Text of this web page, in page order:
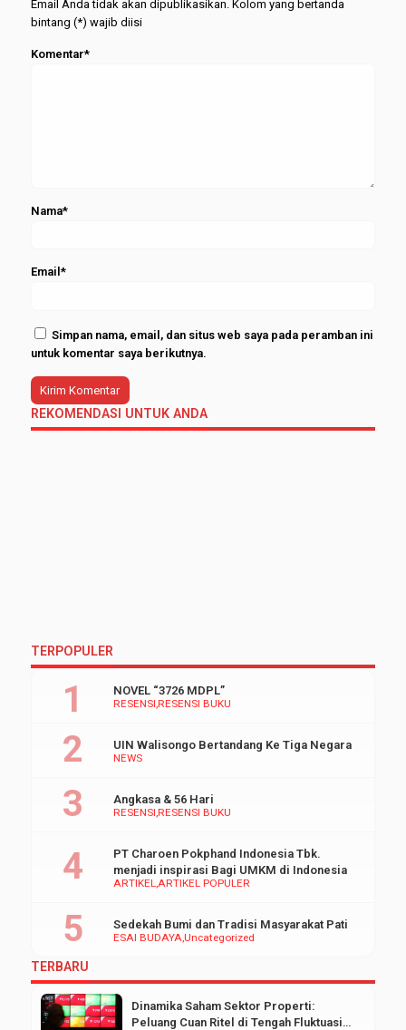
Email Anda tidak akan dipublikasikan. Kolom yang bertanda
bintang (*) wajib diisi
Komentar*
Nama*
Email*
Simpan nama, email, dan situs web saya pada peramban ini
untuk komentar saya berikutnya.
REKOMENDASI UNTUK ANDA
TERPOPULER
RESENSI RESENSI BUKU
NOVEL “3726 MDPL”
NEWS
UIN Walisongo Bertandang Ke Tiga Negara
RESENSI RESENSI BUKU
Angkasa & 56 Hari
ARTIKEL ARTIKEL POPULER
PT Charoen Pokphand Indonesia Tbk.
menjadi inspirasi Bagi UMKM di Indonesia
ESAI BUDAYA Uncategorized
Sedekah Bumi dan Tradisi Masyarakat Pati
TERBARU
Dinamika Saham Sektor Properti:
Peluang Cuan Ritel di Tengah Fluktuasi